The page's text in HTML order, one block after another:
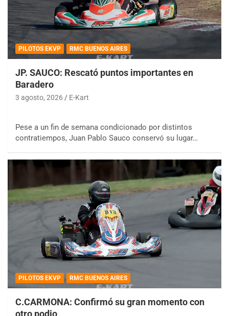
PILOTOS EKVP RMC BUENOS AIRES
JP. SAUCO: Rescató puntos importantes en
Baradero
3 agosto, 2026 E-Kart
Pese a un fin de semana condicionado por distintos
contratiempos, Juan Pablo Sauco conservó su lugar…
PILOTOS EKVP RMC BUENOS AIRES
C.CARMONA: Confirmó su gran momento con
otro podio